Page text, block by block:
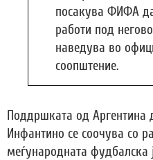
посакува ФИФА
работи под
наведува во
соопштение.
Поддршката од Аргентина
Инфантино се соочува со
меѓународната фудбалска